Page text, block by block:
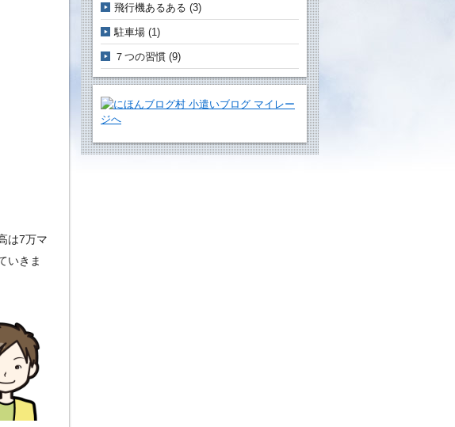
は7万マ
いきま
飛行機あるある (3)
駐車場 (1)
７つの習慣 (9)